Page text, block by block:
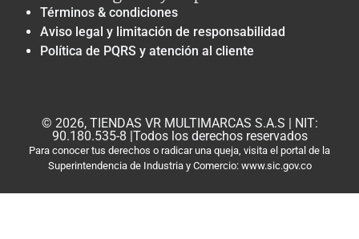
Términos & condiciones
Aviso legal y limitación de responsabilidad
Política de PQRS y atención al cliente
© 2026, TIENDAS VR MULTIMARCAS S.A.S | NIT:
90.180.535-8 |Todos los derechos reservados
Para conocer tus derechos o radicar una queja, visita el portal de la
Superintendencia de Industria y Comercio: www.sic.gov.co